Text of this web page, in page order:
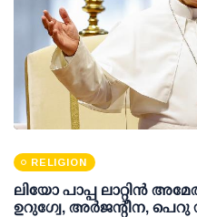
RELIGION
ലിയോ പാപ്പ ലാറ്റിൻ
ഉറുഗ്വേ, അർജന്റീന, പെറു